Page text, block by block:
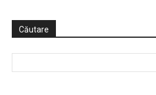
Căutare